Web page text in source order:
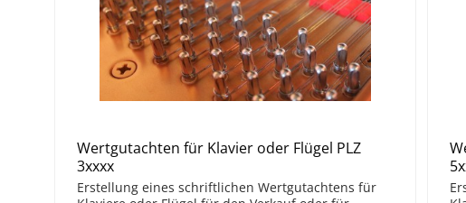
Weiterführende Links zu "Klavierstimmung oder
Weitere Artikel von Demmer
Wertgutachten für Klavier oder Flügel PLZ
3xxxx
Erstellung eines schriftlichen Wertgutachtens für